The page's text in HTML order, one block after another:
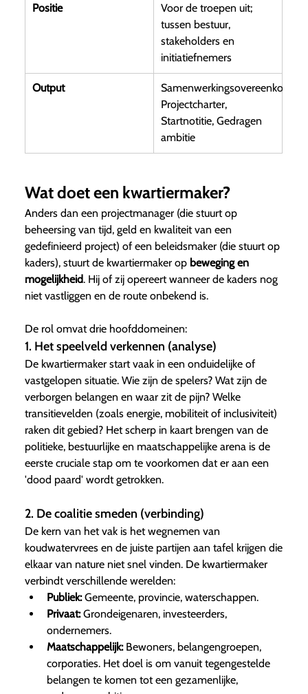
Positie
Voor de troepen uit;
tussen bestuur,
stakeholders en
initiatiefnemers
Output
Samenwerkingsovereenkomst,
Projectcharter,
Startnotitie, Gedragen
ambitie
Wat doet een kwartiermaker?
Anders dan een projectmanager (die stuurt op
beheersing van tijd, geld en kwaliteit van een
gedefinieerd project) of een beleidsmaker (die stuurt op
kaders), stuurt de kwartiermaker op beweging en
mogelijkheid. Hij of zij opereert wanneer de kaders nog
niet vastliggen en de route onbekend is.
De rol omvat drie hoofddomeinen:
1. Het speelveld verkennen (analyse)
De kwartiermaker start vaak in een onduidelijke of
vastgelopen situatie. Wie zijn de spelers? Wat zijn de
verborgen belangen en waar zit de pijn? Welke
transitievelden (zoals energie, mobiliteit of inclusiviteit)
raken dit gebied? Het scherp in kaart brengen van de
politieke, bestuurlijke en maatschappelijke arena is de
eerste cruciale stap om te voorkomen dat er aan een
'dood paard' wordt getrokken.
2. De coalitie smeden (verbinding)
De kern van het vak is het wegnemen van
koudwatervrees en de juiste partijen aan tafel krijgen die
elkaar van nature niet snel vinden. De kwartiermaker
verbindt verschillende werelden:
Publiek:Gemeente, provincie, waterschappen.
Privaat:Grondeigenaren, investeerders,
ondernemers.
Maatschappelijk:Bewoners, belangengroepen,
corporaties. Het doel is om vanuit tegengestelde
belangen te komen tot een gezamenlijke,